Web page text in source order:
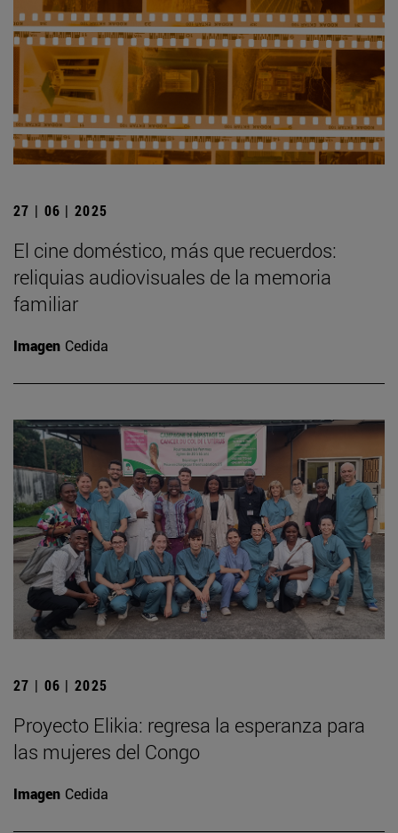
27 | 06 | 2025
El cine doméstico, más que recuerdos:
reliquias audiovisuales de la memoria
familiar
Imagen Cedida
27 | 06 | 2025
Proyecto Elikia: regresa la esperanza para
las mujeres del Congo
Imagen Cedida